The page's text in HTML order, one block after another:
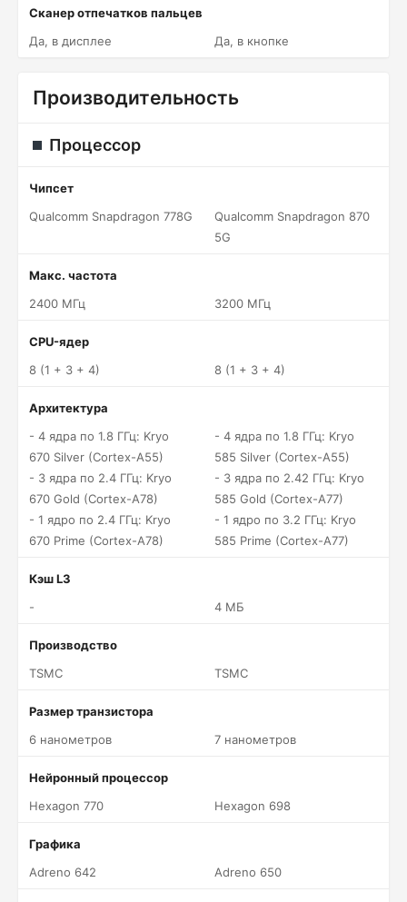
Сканер отпечатков пальцев
Да, в дисплее
Да, в кнопке
Производительность
Процессор
Чипсет
Qualcomm Snapdragon 778G
Qualcomm Snapdragon 870
5G
Макс. частота
2400 МГц
3200 МГц
CPU-ядер
8 (1 + 3 + 4)
8 (1 + 3 + 4)
Архитектура
- 4 ядра по 1.8 ГГц: Kryo
670 Silver (Cortex-A55)
- 3 ядра по 2.4 ГГц: Kryo
670 Gold (Cortex-A78)
- 1 ядро по 2.4 ГГц: Kryo
670 Prime (Cortex-A78)
- 4 ядра по 1.8 ГГц: Kryo
585 Silver (Cortex-A55)
- 3 ядра по 2.42 ГГц: Kryo
585 Gold (Cortex-A77)
- 1 ядро по 3.2 ГГц: Kryo
585 Prime (Cortex-A77)
Кэш L3
-
4 МБ
Производство
TSMC
TSMC
Размер транзистора
6 нанометров
7 нанометров
Нейронный процессор
Hexagon 770
Hexagon 698
Графика
Adreno 642
Adreno 650